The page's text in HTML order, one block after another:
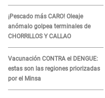
¡Pescado más CARO! Oleaje
anómalo golpea terminales de
CHORRILLOS Y CALLAO
Vacunación CONTRA el DENGUE:
estas son las regiones priorizadas
por el Minsa